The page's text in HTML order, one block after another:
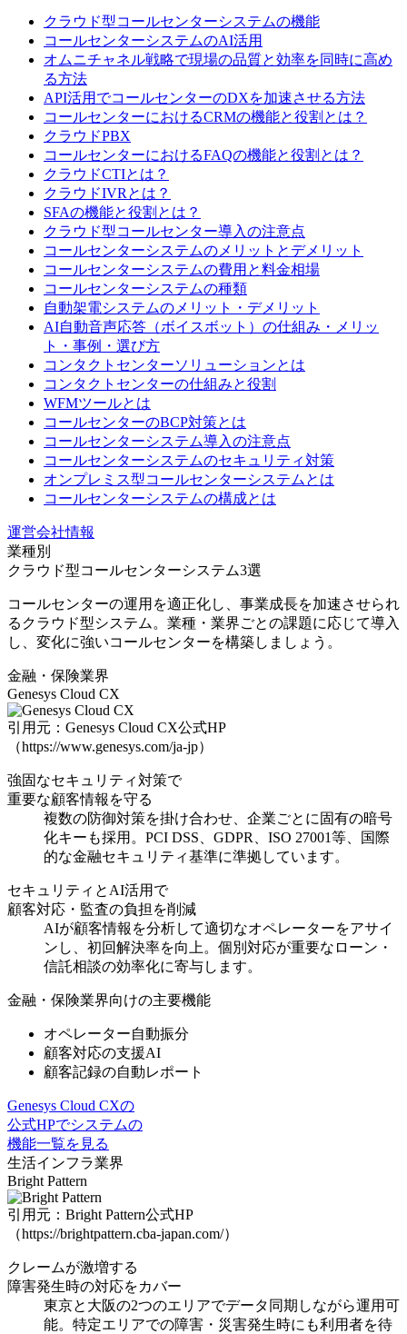
クラウド型コールセンターシステムの機能
コールセンターシステムのAI活用
オムニチャネル戦略で現場の品質と効率を同時に高め
る方法
API活用でコールセンターのDXを加速させる方法
コールセンターにおけるCRMの機能と役割とは？
クラウドPBX
コールセンターにおけるFAQの機能と役割とは？
クラウドCTIとは？
クラウドIVRとは？
SFAの機能と役割とは？
クラウド型コールセンター導入の注意点
コールセンターシステムのメリットとデメリット
コールセンターシステムの費用と料金相場
コールセンターシステムの種類
自動架電システムのメリット・デメリット
AI自動音声応答（ボイスボット）の仕組み・メリッ
ト・事例・選び方
コンタクトセンターソリューションとは
コンタクトセンターの仕組みと役割
WFMツールとは
コールセンターのBCP対策とは
コールセンターシステム導入の注意点
コールセンターシステムのセキュリティ対策
オンプレミス型コールセンターシステムとは
コールセンターシステムの構成とは
運営会社情報
業種別
クラウド型コールセンターシステム3選
コールセンターの運用を適正化し、事業成長を加速させられ
るクラウド型システム。業種・業界ごとの課題に応じて導入
し、変化に強いコールセンターを構築しましょう。
金融・保険業界
Genesys Cloud CX
引用元：Genesys Cloud CX公式HP
（https://www.genesys.com/ja-jp）
強固なセキュリティ対策で
重要な顧客情報を守る
複数の防御対策を掛け合わせ、企業ごとに固有の暗号
化キーも採用 。PCI DSS、GDPR、ISO 27001等、国際
的な金融セキュリティ基準に準拠しています。
セキュリティとAI活用で
顧客対応・監査の負担を削減
AIが顧客情報を分析して適切なオペレーターをアサイ
ンし、初回解決率を向上。 個別対応が重要なローン・
信託相談の効率化に寄与します。
金融・保険業界向けの主要機能
オペレーター自動振分
顧客対応の支援AI
顧客記録の自動レポート
Genesys Cloud CXの
公式HPでシステムの
機能一覧を見る
生活インフラ業界
Bright Pattern
引用元：Bright Pattern公式HP
（https://brightpattern.cba-japan.com/）
クレームが激増する
障害発生時の対応をカバー
東京と大阪の2つのエリアでデータ同期しながら運用可
能。特定エリアでの障害・災害発生時にも利用者を待